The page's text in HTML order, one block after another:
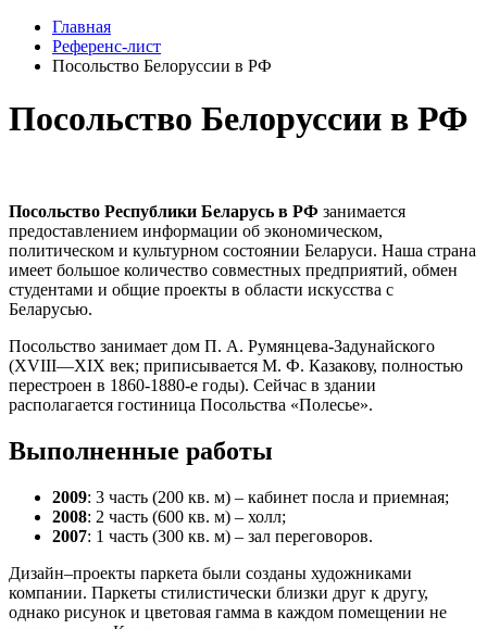
Главная
Референс-лист
Посольство Белоруссии в РФ
Посольство Белоруссии в РФ
Посольство Республики Беларусь в РФ занимается
предоставлением информации об экономическом,
политическом и культурном состоянии Беларуси. Наша страна
имеет большое количество совместных предприятий, обмен
студентами и общие проекты в области искусства с
Беларусью.
Посольство занимает дом П. А. Румянцева-Задунайского
(XVIII—XIX век; приписывается М. Ф. Казакову, полностью
перестроен в 1860-1880-е годы). Сейчас в здании
располагается гостиница Посольства «Полесье».
Выполненные работы
2009: 3 часть (200 кв. м) – кабинет посла и приемная;
2008: 2 часть (600 кв. м) – холл;
2007: 1 часть (300 кв. м) – зал переговоров.
Дизайн–проекты паркета были созданы художниками
компании. Паркеты стилистически близки друг к другу,
однако рисунок и цветовая гамма в каждом помещении не